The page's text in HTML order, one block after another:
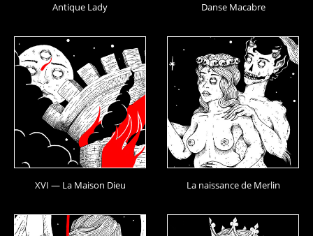
Antique Lady Danse Macabre
XVI — La Maison Dieu La naissance de Merlin